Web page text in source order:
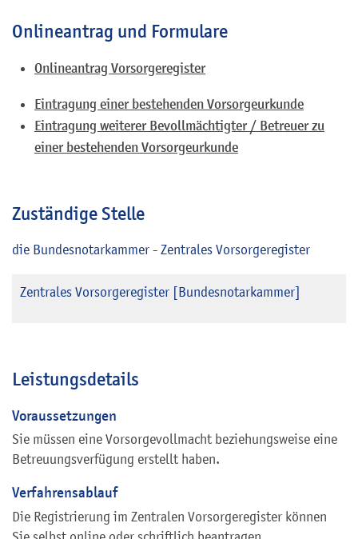
Onlineantrag und Formulare
Onlineantrag Vorsorgeregister
Eintragung einer bestehenden Vorsorgeurkunde
Eintragung weiterer Bevollmächtigter / Betreuer zu
einer bestehenden Vorsorgeurkunde
Zuständige Stelle
die Bundesnotarkammer - Zentrales Vorsorgeregister
Zentrales Vorsorgeregister [Bundesnotarkammer]
Leistungsdetails
Voraussetzungen
Sie müssen eine Vorsorgevollmacht beziehungsweise eine
Betreuungsverfügung erstellt haben.
Verfahrensablauf
Die Registrierung im Zentralen Vorsorgeregister können